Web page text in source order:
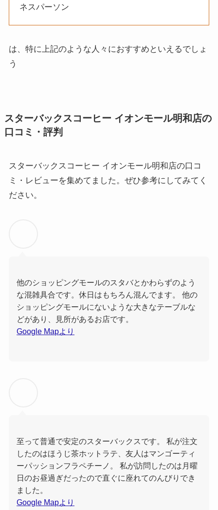
ネスパーソン
は、特に上記のような人々におすすめといえるでしょ
う
スターバックスコーヒー イオンモール明和店の
口コミ・評判
スターバックスコーヒー イオンモール明和店の口コ
ミ・レビューを集めてました。ぜひ参考にしてみてく
ださい。
他のショッピングモールのスタバとかわらずのよう
な混雑具合です。休日はもちろん混んでます。 他の
ショッピングモールにないような大きなテーブルな
どがあり、見所があるお店です。
Google Mapより
至って普通で安定のスターバックスです。 私が注文
したのはほうじ茶ホットラテ、友人はマンゴーティ
ーパッションフラペチーノ。 私が訪問したのは月曜
日のお昼過ぎだったので直ぐに座れてのんびりでき
ました。
Google Mapより